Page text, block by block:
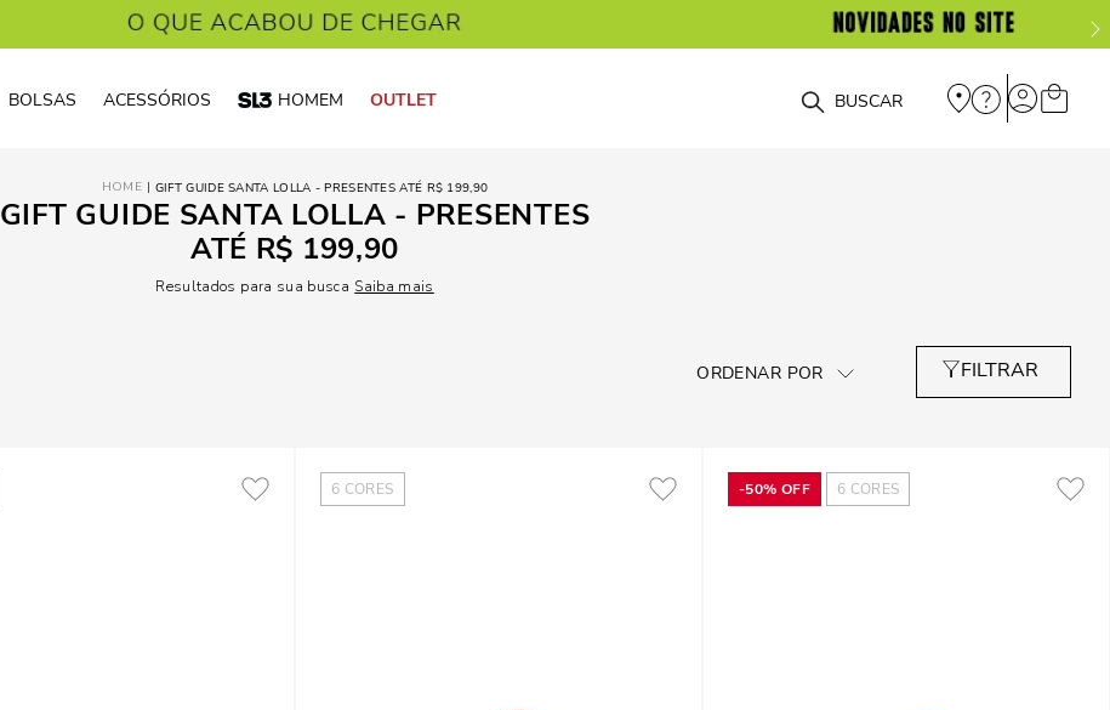
BOLSAS ACESSÓRIOS HOMEM OUTLET O que você está procurando?
GIFT GUIDE SANTA LOLLA - PRESENTES ATÉ R$ 199,90
GIFT GUIDE SANTA LOLLA - PRESENTES
ATÉ R$ 199,90
Resultados para sua busca Saiba mais
6 CORES -50% OFF 6 CORES